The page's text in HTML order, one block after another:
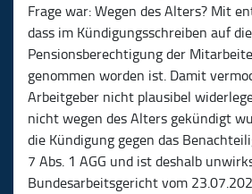
Frage war: Wegen des Alters? Mit
dass im Kündigungsschreiben auf die
Pensionsberechtigung der
genommen worden ist. Damit
Arbeitgeber nicht plausibel
nicht wegen des Alters gekündigt
die Kündigung gegen das
7 Abs. 1 AGG und ist deshalb
Bundesarbeitsgericht vom